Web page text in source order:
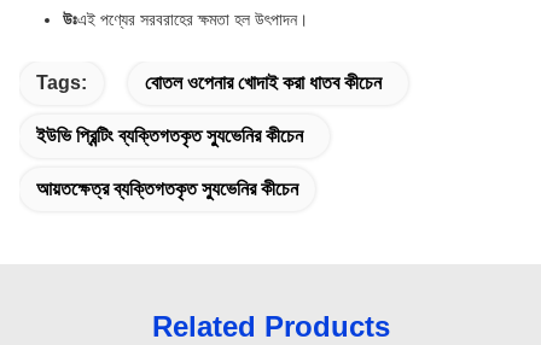
উঃএই পণ্যের সরবরাহের ক্ষমতা হল উৎপাদন।
Tags: বোতল ওপেনার খোদাই করা ধাতব কীচেন
ইউভি প্রিন্টিং ব্যক্তিগতকৃত স্যুভেনির কীচেন
আয়তক্ষেত্র ব্যক্তিগতকৃত স্যুভেনির কীচেন
Related Products